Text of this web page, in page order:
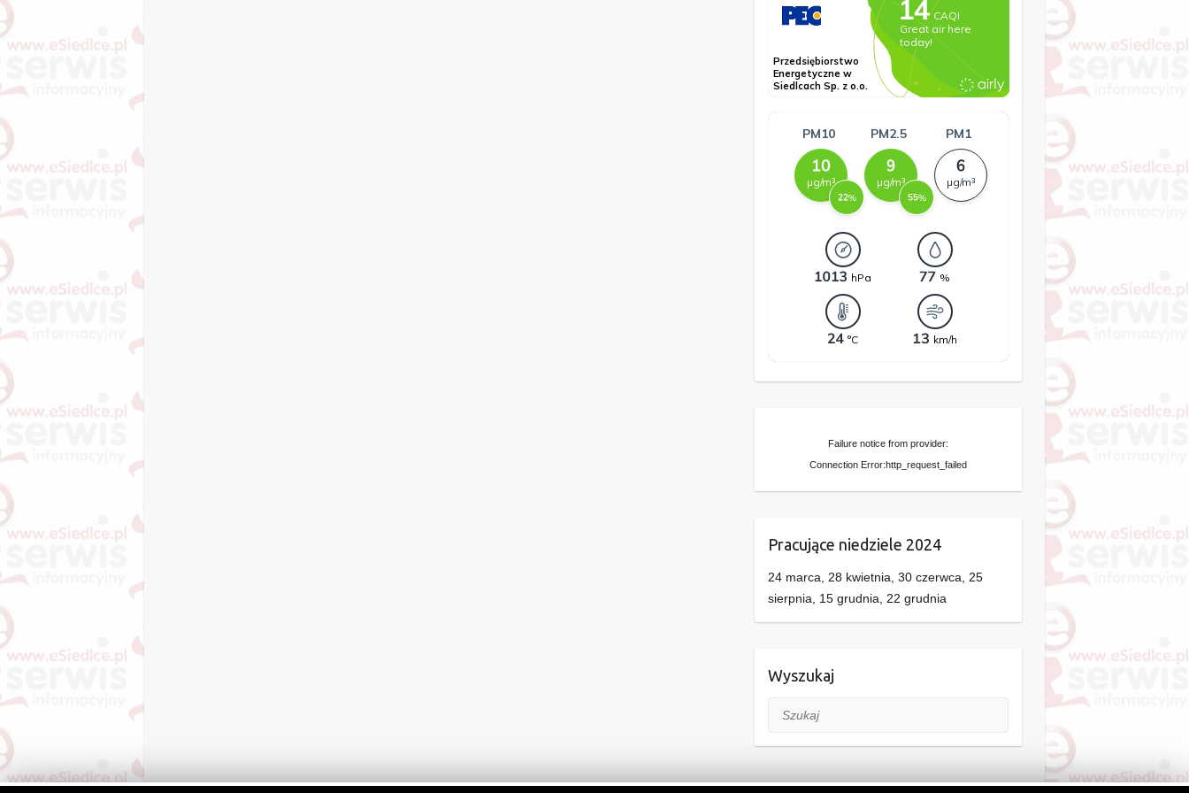
Failure notice from provider:
Connection Error:http_request_failed
Pracujące niedziele 2024
24 marca, 28 kwietnia, 30 czerwca, 25
sierpnia, 15 grudnia, 22 grudnia
Wyszukaj
Szukaj